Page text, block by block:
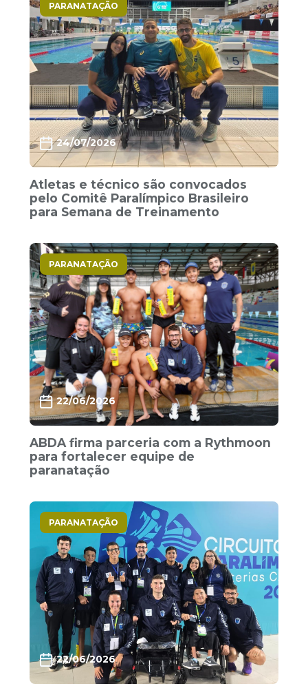
PARANATAÇÃO
24/07/2026
Atletas e técnico são convocados
pelo Comitê Paralímpico Brasileiro
para Semana de Treinamento
PARANATAÇÃO
22/06/2026
ABDA firma parceria com a Rythmoon
para fortalecer equipe de
paranatação
PARANATAÇÃO
22/06/2026